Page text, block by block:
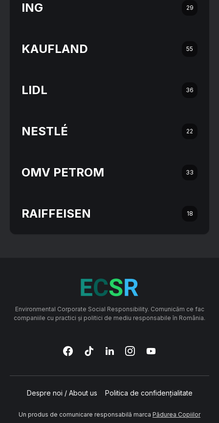
ING 29
KAUFLAND 55
LIDL 36
NESTLÉ 22
OMV PETROM 33
RAIFFEISEN 18
Environmental Corporate Social Responsibility. Comunicăm ce fac
companiile cu practici și politici de mediu responsabile în România.
Despre noi / About us Politica de confidențialitate
Un produs de comunicare responsabilă marca Pădurea Copiilor